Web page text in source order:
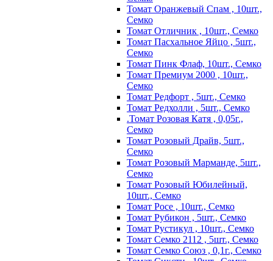
Томат Оранжевый Спам , 10шт.,
Семко
Томат Отличник , 10шт., Семко
Томат Пасхальное Яйцо , 5шт.,
Семко
Томат Пинк Флаф, 10шт., Семко
Томат Премиум 2000 , 10шт.,
Семко
Томат Редфорт , 5шт., Семко
Томат Редхолли , 5шт., Семко
.Томат Розовая Катя , 0,05г.,
Семко
Томат Розовый Драйв, 5шт.,
Семко
Томат Розовый Марманде, 5шт.,
Семко
Томат Розовый Юбилейный,
10шт., Семко
Томат Росе , 10шт., Семко
Томат Рубикон , 5шт., Семко
Томат Рустикул , 10шт., Семко
Томат Семко 2112 , 5шт., Семко
Томат Семко Союз , 0,1г., Семко